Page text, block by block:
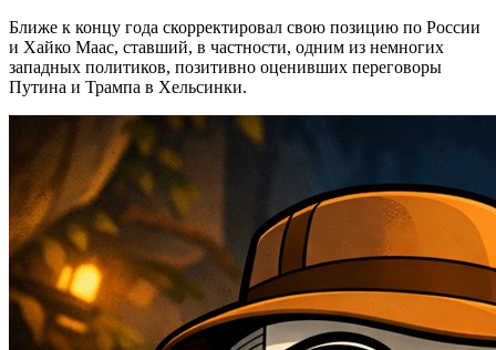
Ближе к концу года скорректировал свою позицию по России
и Хайко Маас, ставший, в частности, одним из немногих
западных политиков, позитивно оценивших переговоры
Путина и Трампа в Хельсинки.